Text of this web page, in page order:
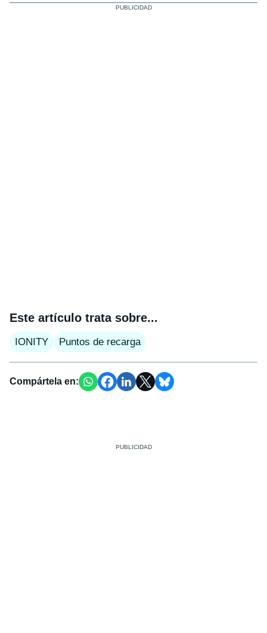
Este artículo trata sobre...
IONITY Puntos de recarga
Compártela en: